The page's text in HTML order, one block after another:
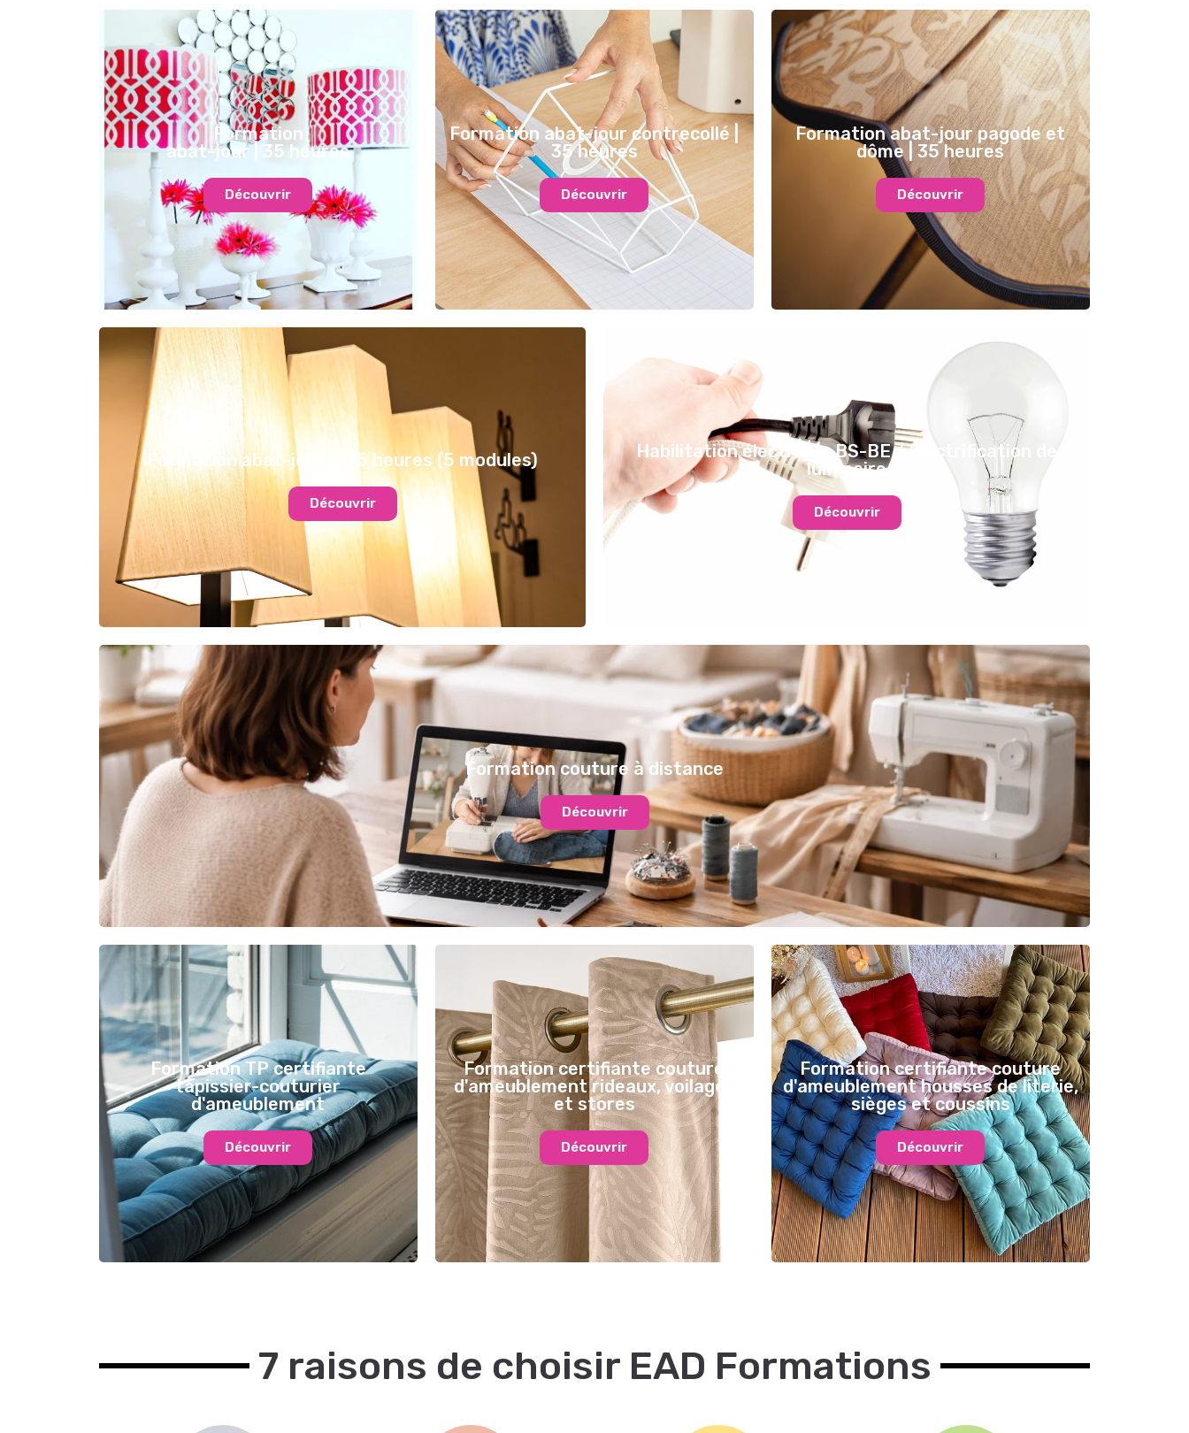
Formation
abat-jour | 35 heures
Découvrir
Formation abat-jour contrecollé |
35 heures
Découvrir
Formation abat-jour pagode et
dôme | 35 heures
Découvrir
Formation abat-jour | 175 heures (5 modules)
Découvrir
Habilitation électrique BS-BE / Électrification de
luminaire
Découvrir
Formation couture à distance
Découvrir
Formation TP certifiante
tapissier-couturier
d'ameublement
Découvrir
Formation certifiante couture
d'ameublement rideaux, voilages
et stores
Découvrir
Formation certifiante couture
d'ameublement housses de literie,
sièges et coussins
Découvrir
7 raisons de choisir EAD Formations